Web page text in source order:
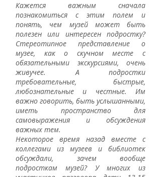
Кажется важным сначала
познакомиться с этим полем и
понять, чем музей может быть
полезен или интересен подростку?
Стереотипное представление о
музее, как о скучном месте с
обязательными экскурсиями, очень
живучее. А подростки
требовательные, быстрые,
любознательные и честные. Им
важно говорить, быть услышанными,
иметь пространство для
самовыражения и обсуждения
важных тем.
Некоторое время назад вместе с
коллегами из музеев и библиотек
обсуждали, зачем вообще
подросткам музей? У многих из